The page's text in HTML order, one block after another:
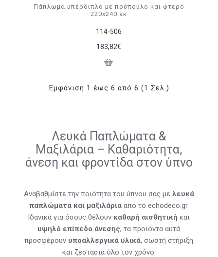
114-506
Πάπλωμα υπέρδιπλο με πούπουλο και φτερό
220x240 εκ
183,82€
Εμφάνιση 1 έως 6 από 6 (1 Σελ.)
Λευκά Παπλώματα &
Μαξιλάρια – Καθαριότητα,
άνεση και φροντίδα στον ύπνο
Αναβαθμίστε την ποιότητα του ύπνου σας με λευκά
παπλώματα και μαξιλάριααπό το echodeco.gr.
Ιδανικά για όσους θέλουν καθαρή αισθητική και
υψηλό επίπεδο άνεσης, τα προϊόντα αυτά
προσφέρουν υποαλλεργικά υλικά, σωστή στήριξη
και ζεστασιά όλο τον χρόνο.